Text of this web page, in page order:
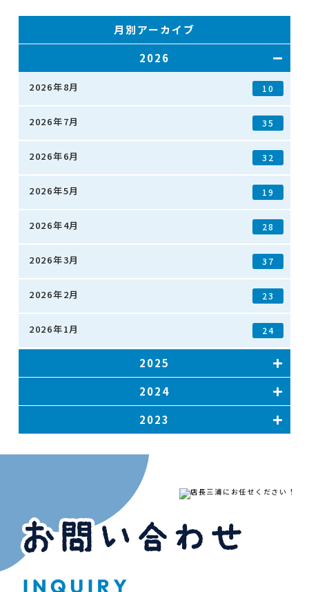
月別アーカイブ
2026
2026年8月 10
2026年7月 35
2026年6月 32
2026年5月 19
2026年4月 28
2026年3月 37
2026年2月 23
2026年1月 24
2025
2024
2023